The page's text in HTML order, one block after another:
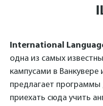
International
одна из самых
кампусами в Ванкувере
предлагает программы
приехать сюда учить